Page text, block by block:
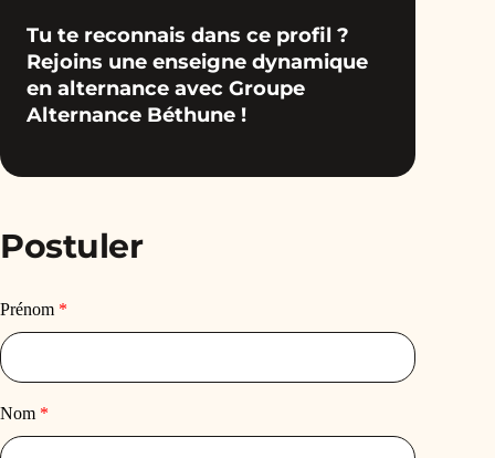
Tu te reconnais dans ce profil ?
Rejoins une enseigne dynamique
en alternance avec Groupe
Alternance Béthune !
Postuler